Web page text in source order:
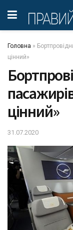
Головна »
цінний»
цінний»
31.07.2020